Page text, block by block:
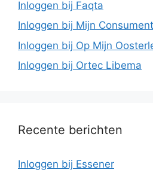
Inloggen bij Faqta
Inloggen bij Mijn
Inloggen bij Op Mijn
Inloggen bij Ortec Libema
Recente berichten
Inloggen bij Essener